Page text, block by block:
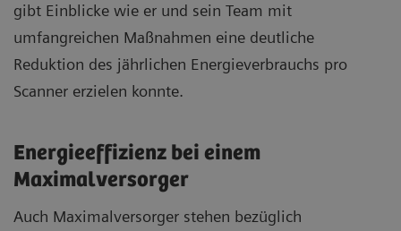
gibt Einblicke wie er und sein Team mit
umfangreichen Maßnahmen eine deutliche
Reduktion des jährlichen Energieverbrauchs pro
Scanner erzielen konnte.
Energieeffizienz bei einem
Maximalversorger
Auch Maximalversorger stehen bezüglich